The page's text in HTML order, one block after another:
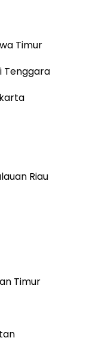
Timur
Tenggara
Riau
Timur